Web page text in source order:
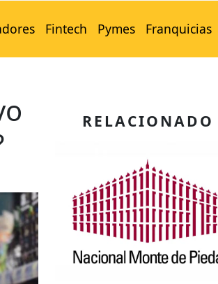
Fintech Pymes Franquicias
RELACIONADO